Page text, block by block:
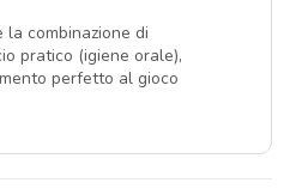
combinazione di
pratico (igiene orale),
perfetto al gioco